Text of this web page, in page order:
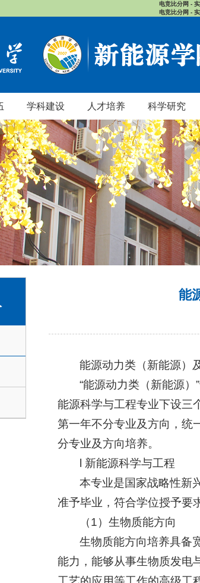
电竞比分网 -
电竞比分网 -
学科建设 人才培养 科学研究
能
能源动力类（新能源）
“能源动力类（新能源
能源科学与工程专业下设三
第一年不分专业及方向，统
分专业及方向培养。
l 新能源科学与工程
本专业是国家战略性新
准予毕业，符合学位授予要
（1）生物质能方向
生物质能方向培养具备
能力，能够从事生物质发电